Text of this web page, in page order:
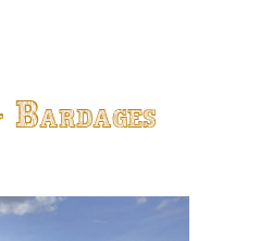
Bardages